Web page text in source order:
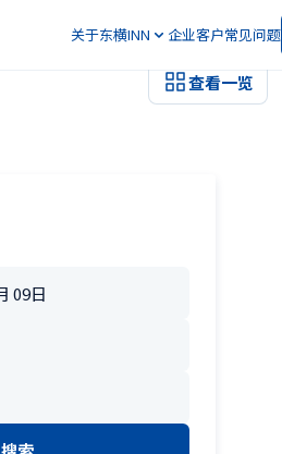
关于东横INN 企业客户常见问题
查看一览